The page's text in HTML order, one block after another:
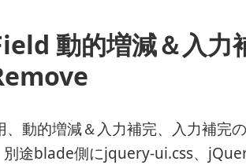
動的増減＆入
動的増減＆入力補完、入力補完
別途blade側にjquery-ui.css、